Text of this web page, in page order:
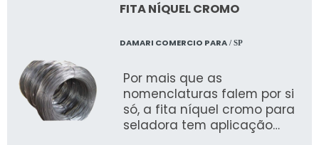
FITA NÍQUEL CROMO
DAMARI COMERCIO PARA/ SP
Por mais que as
nomenclaturas falem por si
só, a fita níquel cromo para
seladora tem aplicação